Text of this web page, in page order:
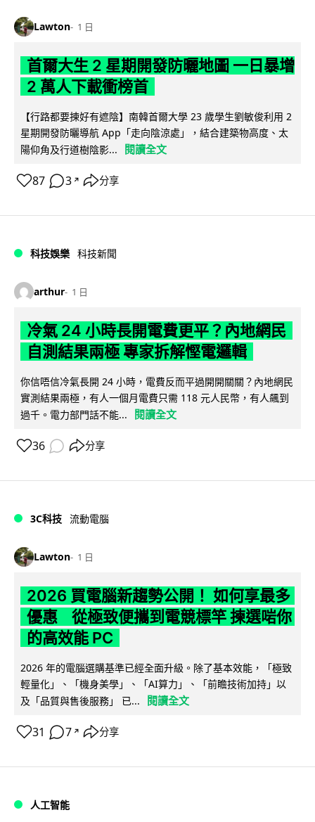
Lawton 1 日
首爾大生 2 星期開發防曬地圖 一日暴增
2 萬人下載衝榜首
【行路都要揀好有遮陰】南韓首爾大學 23 歲學生劉敏俊利用 2
星期開發防曬導航 App「走向陰涼處」，結合建築物高度、太
陽仰角及行道樹陰影...
閱讀全文
87 3 ↗ 分享
科技娛樂 科技新聞
arthur 1 日
冷氣 24 小時長開電費更平？內地網民
自測結果兩極 專家拆解慳電邏輯
你信唔信冷氣長開 24 小時，電費反而平過開開關關？內地網民
實測結果兩極，有人一個月電費只需 118 元人民幣，有人飆到
過千。電力部門話不能...
閱讀全文
36 分享
3C科技 流動電腦
Lawton 1 日
2026 買電腦新趨勢公開！ 如何享最多
優惠 從極致便攜到電競標竿 揀選啱你
的高效能 PC
2026 年的電腦選購基準已經全面升級。除了基本效能，「極致
輕量化」、「機身美學」、「AI算力」、「前瞻技術加持」以
及「品質與售後服務」 已...
閱讀全文
31 7 ↗ 分享
人工智能